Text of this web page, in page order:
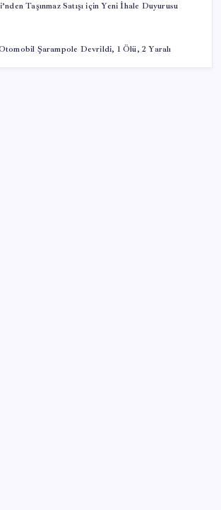
Taşınmaz Satışı için Yeni İhale Duyurusu
Şarampole Devrildi, 1 Ölü, 2 Yaralı